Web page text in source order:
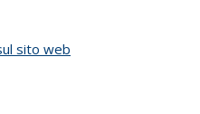
sito web